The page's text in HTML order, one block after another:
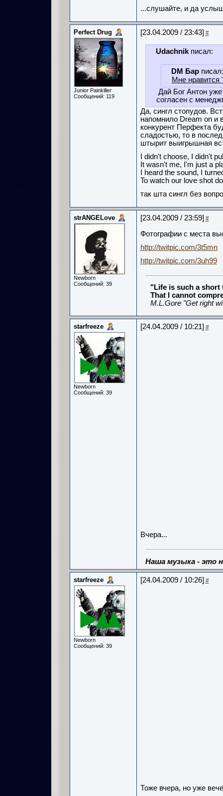
...слушайте, и да
Perfect Drug
Junior Painkiller
Сообщений: 119
[23.04.2009 / 23:43] #
Udachnikписал:
DM Барписал:
Мне нравится
Дай Бог Антон
согласен с
Да, сингл стопудов.
напомнило Dream on и
конкурент Перфекта
сладостью, то в
штырит выигрышная
I didn't choose, I didn't
It wasn't me, I'm just a
I heard the sound, I
To watch our love shot
так шта сингл без
strANGELove
Newborn
Сообщений: 39
[23.04.2009 / 23:59] #
Фотографии с места
http://twitpic.com/3t5mn
http://twitpic.com/3uh99
"Life is such a short
That I cannot
M.L.Gore "Get right
starfreeze
Newborn
Сообщений: 39
[24.04.2009 / 10:21] #
Вчера...
Наша музыка - это
starfreeze
Newborn
Сообщений: 39
[24.04.2009 / 10:26] #
Тоже вчера, но уже